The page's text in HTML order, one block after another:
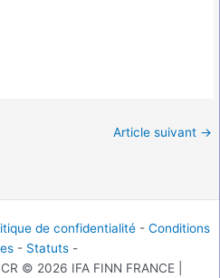
Article suivant →
de confidentialité - Conditions
- Statuts -
© 2026 IFA FINN FRANCE |